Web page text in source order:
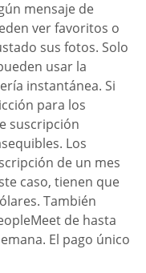
mensaje de
ver favoritos o
sus fotos. Solo
usar la
instantánea. Si
para los
suscripción
Los
de un mes
caso, tienen que
También
de hasta
El pago único